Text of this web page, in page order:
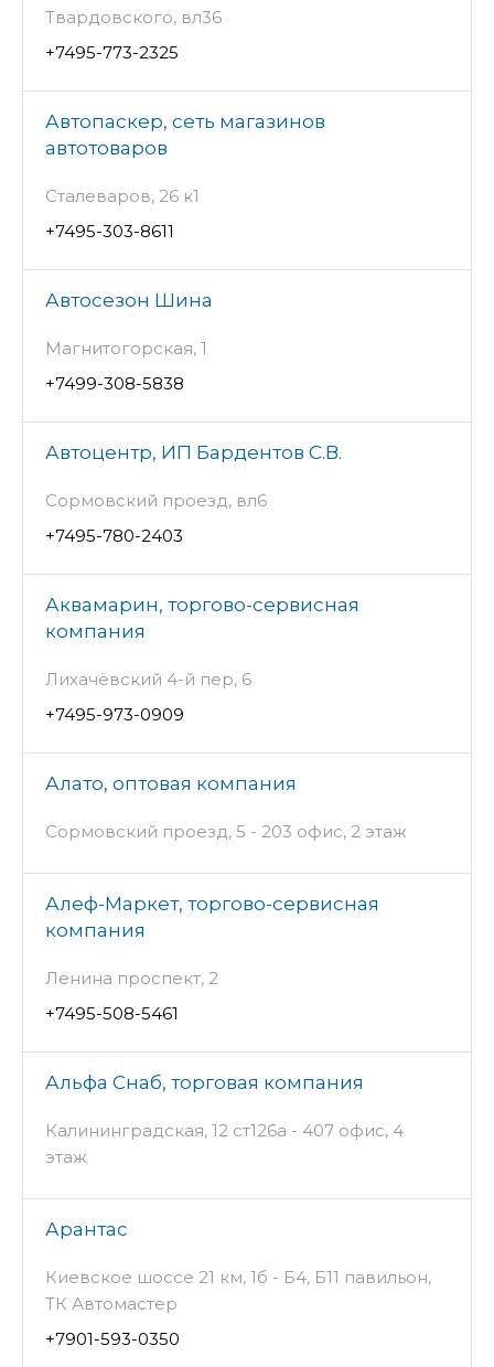
Твардовского, вл36
+7495-773-2325
Автопаскер, сеть магазинов
автотоваров
Сталеваров, 26 к1
+7495-303-8611
Автосезон Шина
Магнитогорская, 1
+7499-308-5838
Автоцентр, ИП Бардентов С.В.
Сормовский проезд, вл6
+7495-780-2403
Аквамарин, торгово-сервисная
компания
Лихачёвский 4-й пер, 6
+7495-973-0909
Алато, оптовая компания
Сормовский проезд, 5 - 203 офис, 2 этаж
Алеф-Маркет, торгово-сервисная
компания
Ленина проспект, 2
+7495-508-5461
Альфа Снаб, торговая компания
Калининградская, 12 ст126а - 407 офис, 4
этаж
Арантас
Киевское шоссе 21 км, 1б - Б4, Б11 павильон,
ТК Автомастер
+7901-593-0350